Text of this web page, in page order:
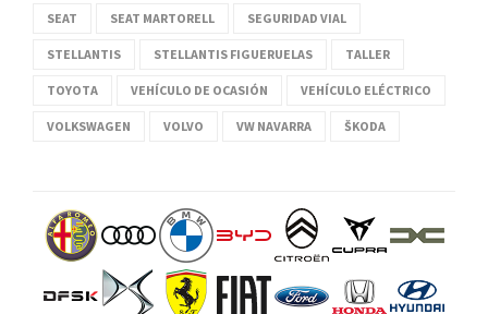
SEAT SEAT MARTORELL SEGURIDAD VIAL
STELLANTIS STELLANTIS FIGUERUELAS TALLER
TOYOTA VEHÍCULO DE OCASIÓN VEHÍCULO ELÉCTRICO
VOLKSWAGEN VOLVO VW NAVARRA ŠKODA